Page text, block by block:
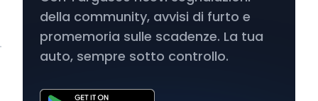
della community, avvisi di furto e
promemoria sulle scadenze. La tua
auto, sempre sotto controllo.